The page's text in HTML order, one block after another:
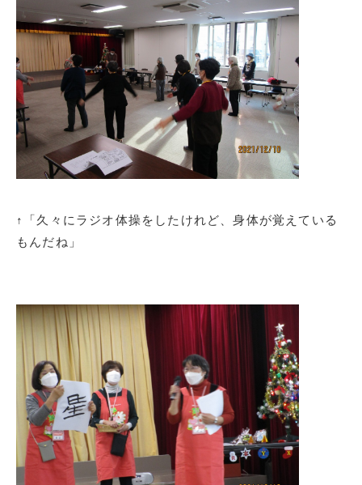
↑「久々にラジオ体操をしたけれど、身体が覚えている
もんだね」